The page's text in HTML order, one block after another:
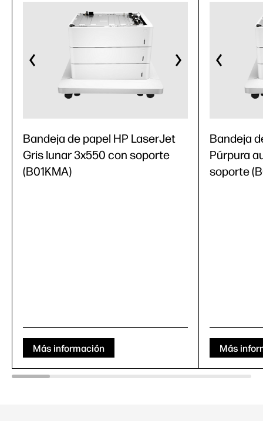
Bandeja de papel HP LaserJet
Gris lunar 3x550 con soporte
(B01KMA)
Más información
Bandeja
Púrpura
soporte
Más